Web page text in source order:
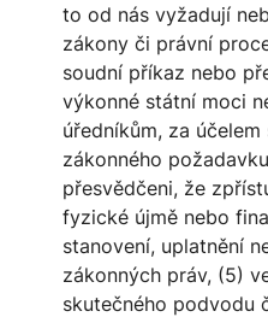
to od nás vyžadují
zákony či právní
soudní příkaz nebo
výkonné státní moci
úředníkům, za
zákonného
přesvědčeni, že
fyzické újmě nebo
stanovení, uplatnění
zákonných práv, (5)
skutečného podvodu